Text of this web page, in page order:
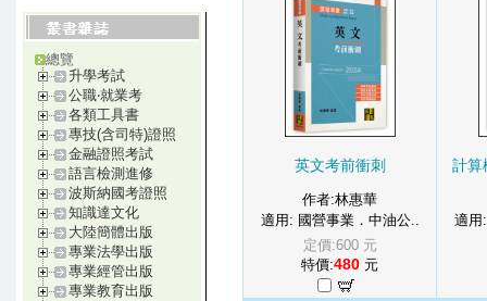
總覽
升學考試
公職‧就業考
各類工具書
專技(含司特)證照
金融證照考試
語言檢測進修
波斯納國考證照
知識達文化
大陸簡體出版
專業法學出版
專業經管出版
專業教育出版
英文考前衝刺
作者:林惠華
適用: 國營事業．中油公..
定價:600 元
特價:480 元
計算
適用